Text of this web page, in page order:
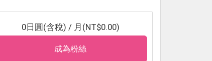
0日圓(含稅) / 月(NT$0.00)
成為粉絲